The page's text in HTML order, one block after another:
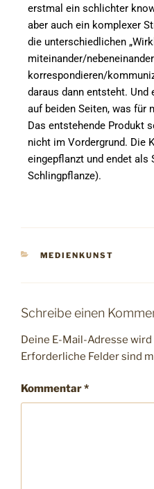
erstmal ein schlichter
aber auch ein komplexer
die unterschiedlichen
miteinander/
korrespondieren/
daraus dann entsteht.
auf beiden Seiten, was für
Das entstehende Produkt
nicht im Vordergrund. Die
eingepflanzt und endet als
Schlingpflanze).
MEDIENKUNST
Schreibe einen
Deine E-Mail-Adresse
Erforderliche Felder sind
Kommentar*